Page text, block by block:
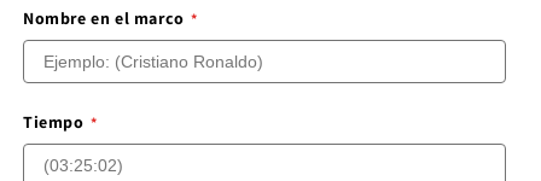
Nombre en el marco
Tiempo